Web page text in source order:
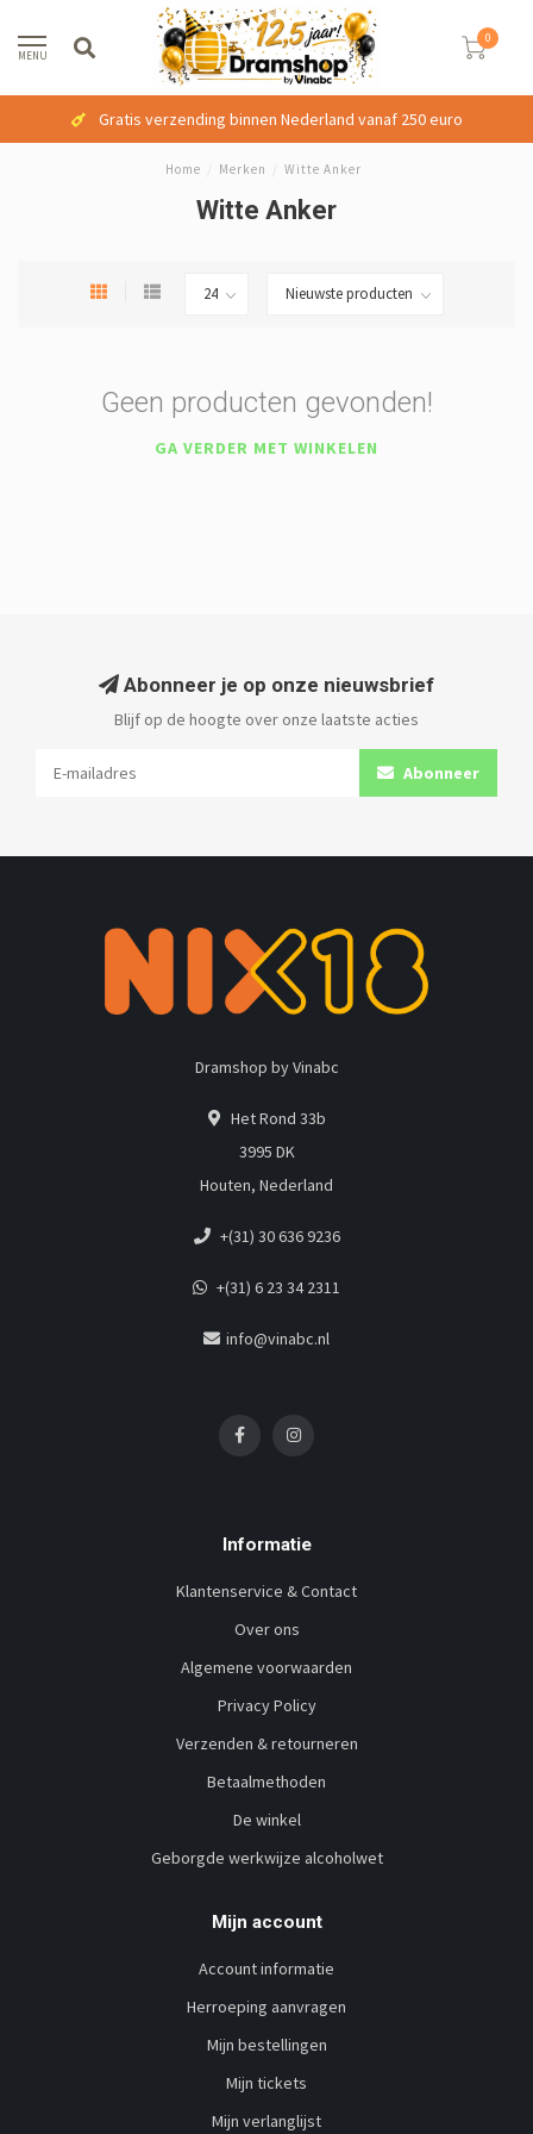
MENU
0
Gratis verzending binnen Nederland vanaf 250 euro
Home Merken Witte Anker
Witte Anker
Geen producten gevonden!
GA VERDER MET WINKELEN
Abonneer je op onze nieuwsbrief
Blijf op de hoogte over onze laatste acties
Abonneer
Dramshop by Vinabc
Het Rond 33b
3995 DK
Houten, Nederland
+(31) 30 636 9236
+(31) 6 23 34 2311
info@vinabc.nl
Informatie
Klantenservice & Contact
Over ons
Algemene voorwaarden
Privacy Policy
Verzenden & retourneren
Betaalmethoden
De winkel
Geborgde werkwijze alcoholwet
Mijn account
Account informatie
Herroeping aanvragen
Mijn bestellingen
Mijn tickets
Mijn verlanglijst